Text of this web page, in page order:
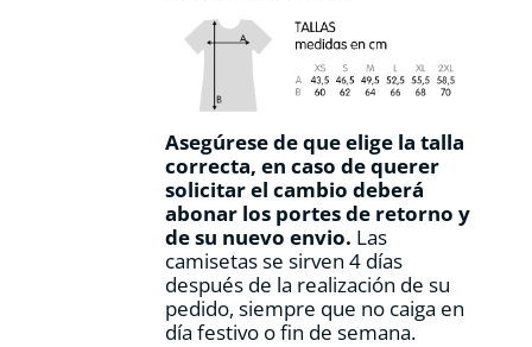
Asegúrese de que elige la talla
correcta, en caso de querer
solicitar el cambio deberá
abonar los portes de retorno y
de su nuevo envio. Las
camisetas se sirven 4 días
después de la realización de su
pedido, siempre que no caiga en
día festivo o fin de semana.